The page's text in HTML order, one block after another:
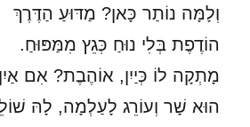
וְלָמָּה נוֹתַר כָּאן? מַדּוּעַ הַדֶּרֶךְ
הוֹדֶפֶת בְּלִי נוּחַ כְּגֵץ מִמַּפּוּחַ.
מָתְקָה לוֹ כְּיַיִן, אוֹהֶבֶת? אִם אַיִן?
הוּא שָׁר וְעוֹרֵג לָעַלְמָה, לָהּ שׁוֹלֵחַ